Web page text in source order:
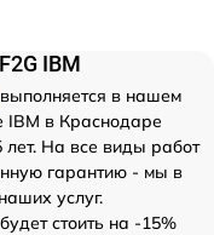
IBM
выполняется в нашем
IBM в Краснодаре
На все виды работ
гарантию - мы в
услуг.
стоить на -15%